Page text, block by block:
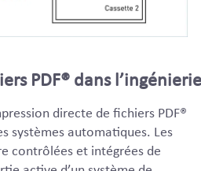
PDF® dans
directe de fichiers PDF®
systèmes automatiques. Les
contrôlées et intégrées de